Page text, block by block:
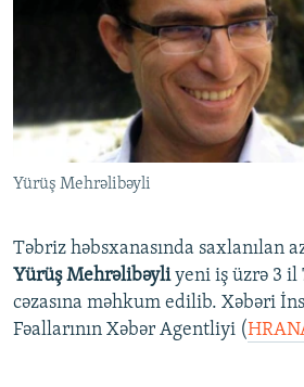
Yürüş Mehrəlibəyli
Təbriz həbsxanasında saxlanılan
Yürüş Mehrəlibəyliyeni iş üzrə 3 il
cəzasına məhkum edilib. Xəbəri
Fəallarının Xəbər Agentliyi (